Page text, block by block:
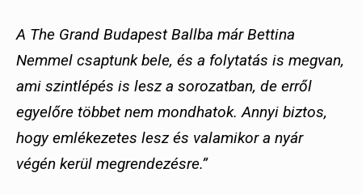
A The Grand Budapest Ballba már Bettina
Nemmel csaptunk bele, és a folytatás is megvan,
ami szintlépés is lesz a sorozatban, de erről
egyelőre többet nem mondhatok. Annyi biztos,
hogy emlékezetes lesz és valamikor a nyár
végén kerül megrendezésre.”